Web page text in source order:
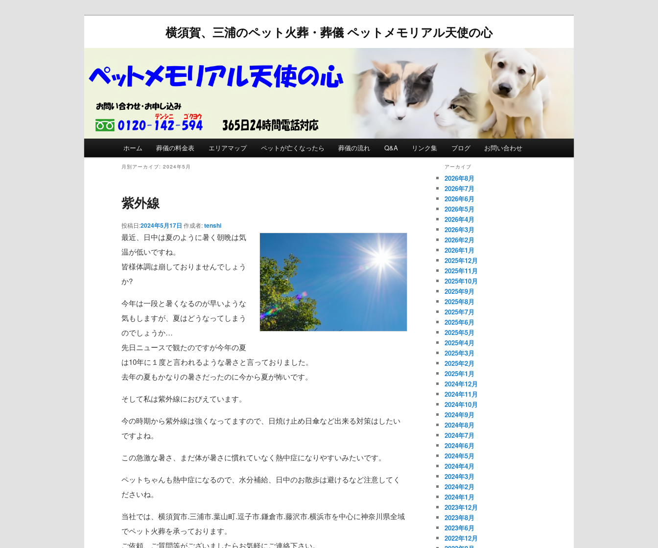
横須賀、三浦のペット火葬・葬儀 ペットメモリアル天使の心
メインメニュー
メインコンテンツへ移動
サブコンテンツへ移動
ホーム 葬儀の料金表 エリアマップ ペットが亡くなったら 葬儀の流れ Q&A リンク集 ブログ お問い合わせ
月別アーカイブ: 2024年5月
紫外線
投稿日:2024年5月17日 作成者:tenshi
最近、日中は夏のように暑く朝晩は気
温が低いですね。
皆様体調は崩しておりませんでしょう
か?
今年は一段と暑くなるのが早いような
気もしますが、夏はどうなってしまう
のでしょうか…
先日ニュースで観たのですが今年の夏
は10年に１度と言われるような暑さと言っておりました。
去年の夏もかなりの暑さだったのに今から夏が怖いです。
そして私は紫外線におびえています。
今の時期から紫外線は強くなってますので、日焼け止め日傘など出来る対策はしたい
ですよね。
この急激な暑さ、まだ体が暑さに慣れていなく熱中症になりやすいみたいです。
ペットちゃんも熱中症になるので、水分補給、日中のお散歩は避けるなど注意してく
ださいね。
当社では、横須賀市.三浦市.葉山町.逗子市.鎌倉市.藤沢市.横浜市を中心に神奈川県全域
でペット火葬を承っております。
ご依頼、ご質問等がございましたらお気軽にご連絡下さい。
アーカイブ
2026年8月
2026年7月
2026年6月
2026年5月
2026年4月
2026年3月
2026年2月
2026年1月
2025年12月
2025年11月
2025年10月
2025年9月
2025年8月
2025年7月
2025年6月
2025年5月
2025年4月
2025年3月
2025年2月
2025年1月
2024年12月
2024年11月
2024年10月
2024年9月
2024年8月
2024年7月
2024年6月
2024年5月
2024年4月
2024年3月
2024年2月
2024年1月
2023年12月
2023年8月
2023年6月
2022年12月